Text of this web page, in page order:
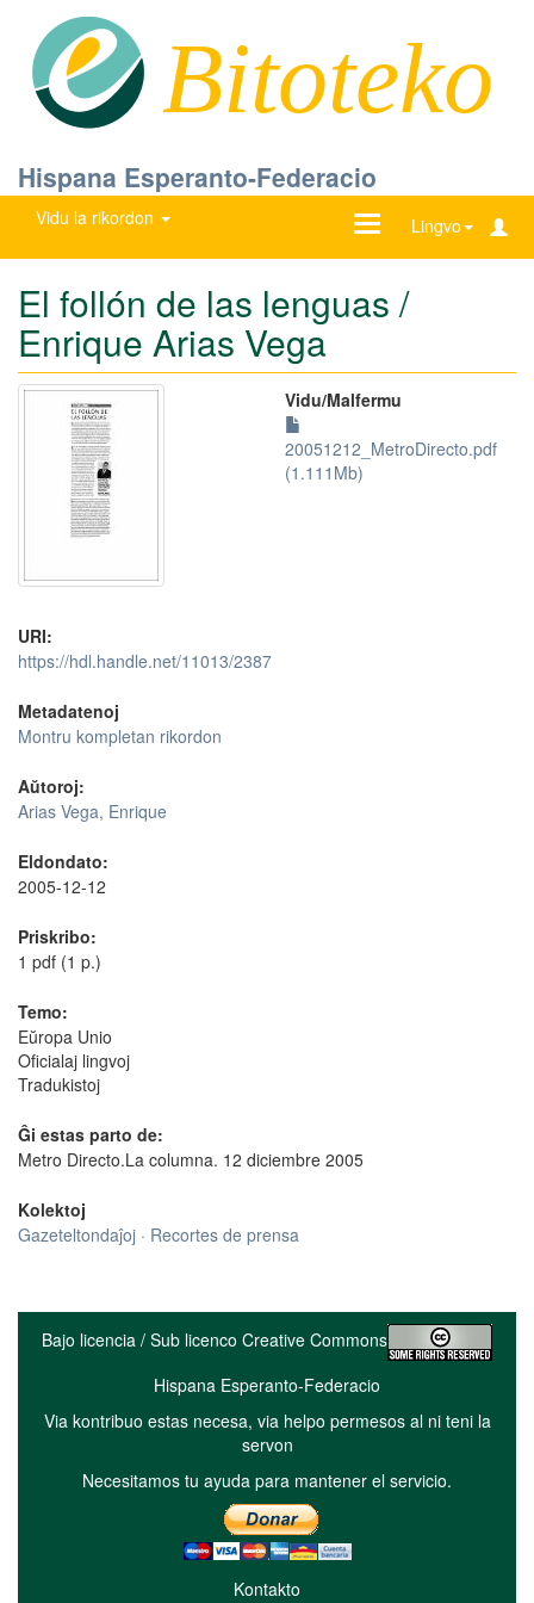
Bitoteko
Hispana Esperanto-Federacio
Vidu la rikordon Lingvo
Ŝanĝu
El follón de las lenguas /
Enrique Arias Vega
Vidu/Malfermu
20051212_MetroDirecto.pdf
(1.111Mb)
URI:
https://hdl.handle.net/11013/2387
Metadatenoj
Montru kompletan rikordon
Aŭtoroj:
Arias Vega, Enrique
Eldondato:
2005-12-12
Priskribo:
1 pdf (1 p.)
Temo:
Eŭropa Unio
Oficialaj lingvoj
Tradukistoj
Ĝi estas parto de:
Metro Directo.La columna. 12 diciembre 2005
Kolektoj
Gazeteltondaĵoj · Recortes de prensa
Bajo licencia / Sub licenco Creative Commons
Hispana Esperanto-Federacio
Via kontribuo estas necesa, via helpo permesos al ni teni la
servon
Necesitamos tu ayuda para mantener el servicio.
Kontakto